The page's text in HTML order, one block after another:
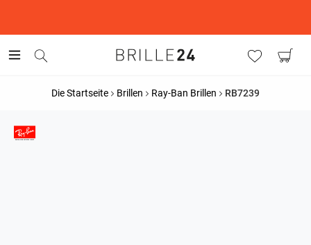
Die Startseite Brillen Ray-Ban Brillen RB7239